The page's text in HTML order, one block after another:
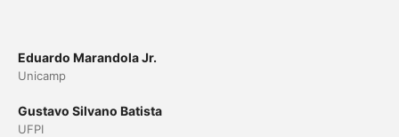
Eduardo Marandola Jr.
Unicamp
Gustavo Silvano Batista
UFPI